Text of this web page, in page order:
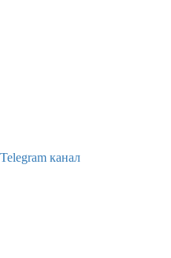
Telegram канал